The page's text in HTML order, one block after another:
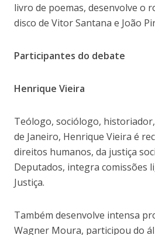
livro de poemas, desenvolve o
disco de Vitor Santana e João
Participantes do debate
Henrique Vieira
Teólogo, sociólogo,
de Janeiro, Henrique Vieira é
direitos humanos, da justiça
Deputados, integra comissões
Justiça.
Também desenvolve intensa
Wagner Moura, participou do